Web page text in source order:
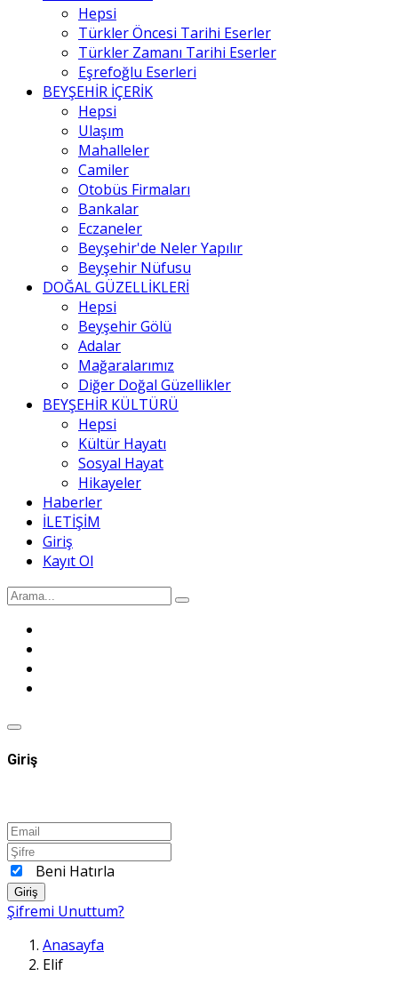
Hepsi
Türkler Öncesi Tarihi Eserler
Türkler Zamanı Tarihi Eserler
Eşrefoğlu Eserleri
BEYŞEHİR İÇERİK
Hepsi
Ulaşım
Mahalleler
Camiler
Otobüs Firmaları
Bankalar
Eczaneler
Beyşehir'de Neler Yapılır
Beyşehir Nüfusu
DOĞAL GÜZELLİKLERİ
Hepsi
Beyşehir Gölü
Adalar
Mağaralarımız
Diğer Doğal Güzellikler
BEYŞEHİR KÜLTÜRÜ
Hepsi
Kültür Hayatı
Sosyal Hayat
Hikayeler
Haberler
İLETİŞİM
Giriş
Kayıt Ol
Giriş
Beni Hatırla
Giriş
Şifremi Unuttum?
Anasayfa
Elif